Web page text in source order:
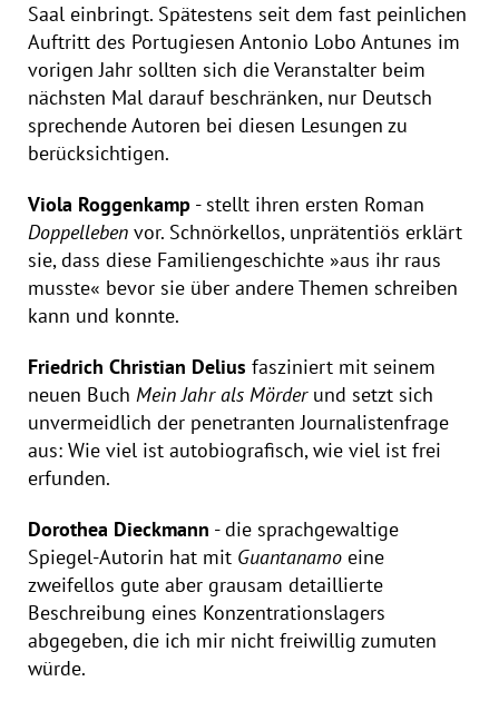
Saal einbringt. Spätestens seit dem fast peinlichen
Auftritt des Portugiesen Antonio Lobo Antunes im
vorigen Jahr sollten sich die Veranstalter beim
nächsten Mal darauf beschränken, nur Deutsch
sprechende Autoren bei diesen Lesungen zu
berücksichtigen.
Viola Roggenkamp - stellt ihren ersten Roman
Doppelleben vor. Schnörkellos, unprätentiös erklärt
sie, dass diese Familiengeschichte »aus ihr raus
musste« bevor sie über andere Themen schreiben
kann und konnte.
Friedrich Christian Delius fasziniert mit seinem
neuen Buch Mein Jahr als Mörderund setzt sich
unvermeidlich der penetranten Journalistenfrage
aus: Wie viel ist autobiografisch, wie viel ist frei
erfunden.
Dorothea Dieckmann - die sprachgewaltige
Spiegel-Autorin hat mit Guantanamo eine
zweifellos gute aber grausam detaillierte
Beschreibung eines Konzentrationslagers
abgegeben, die ich mir nicht freiwillig zumuten
würde.